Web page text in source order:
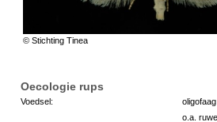
© Stichting Tinea
Oecologie rups
Voedsel:
o.a.